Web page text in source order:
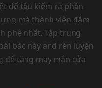
để tậu kiếm ra phần
mà thành viên đắm
phệ nhất. Tập trung
bác này and rèn luyện
để tăng may mắn cửa